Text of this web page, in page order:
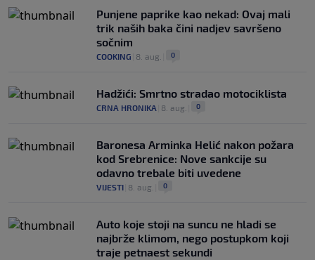
Punjene paprike kao nekad: Ovaj mali
trik naših baka čini nadjev savršeno
sočnim
COOKING 8. aug. 0
Hadžići: Smrtno stradao motociklista
CRNA HRONIKA 8. aug. 0
Baronesa Arminka Helić nakon požara
kod Srebrenice: Nove sankcije su
odavno trebale biti uvedene
VIJESTI 8. aug. 0
Auto koje stoji na suncu ne hladi se
najbrže klimom, nego postupkom koji
traje petnaest sekundi